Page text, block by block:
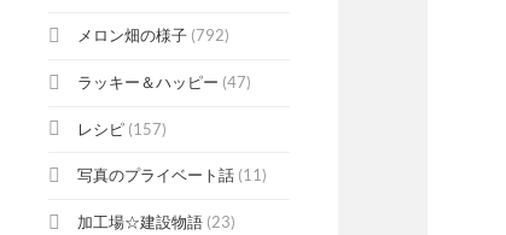
メロン畑の様子 (792)
ラッキー＆ハッピー (47)
レシピ (157)
写真のプライベート話 (11)
加工場☆建設物語 (23)